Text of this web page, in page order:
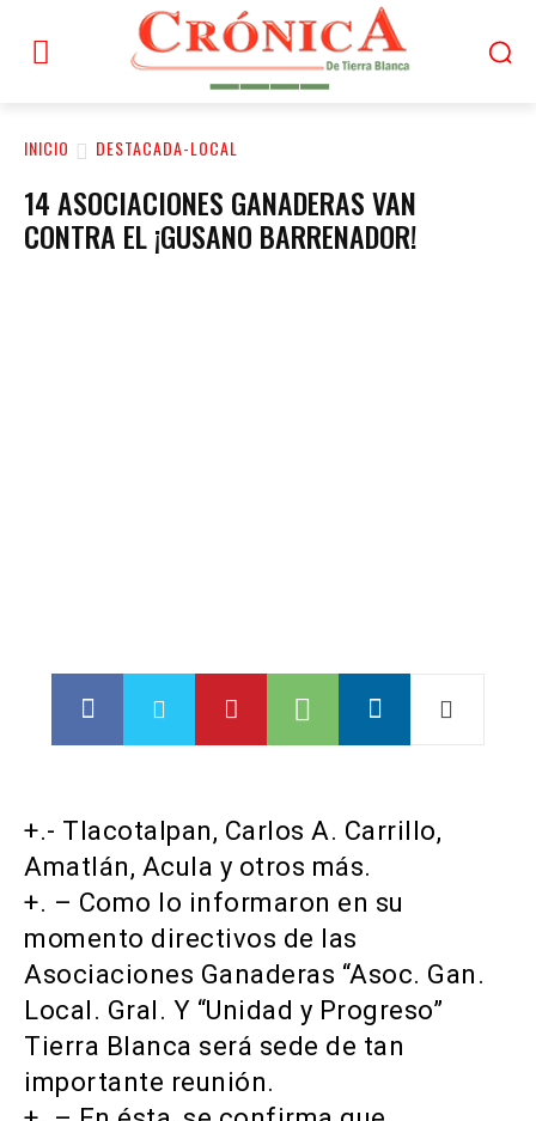
INICIO DESTACADA-LOCAL
14 ASOCIACIONES GANADERAS VAN
CONTRA EL ¡GUSANO BARRENADOR!
+.- Tlacotalpan, Carlos A. Carrillo,
Amatlán, Acula y otros más.
+. – Como lo informaron en su
momento directivos de las
Asociaciones Ganaderas “Asoc. Gan.
Local. Gral. Y “Unidad y Progreso”
Tierra Blanca será sede de tan
importante reunión.